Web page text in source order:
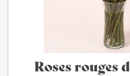
Roses rouges